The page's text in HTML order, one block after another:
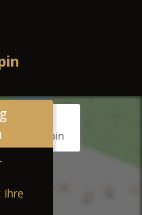
Alt Ruppin
Ihre